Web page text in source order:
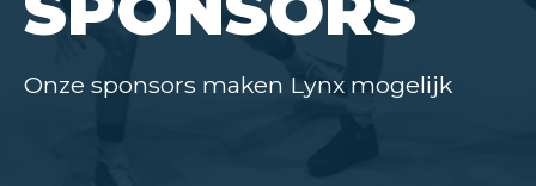
Onze sponsors maken Lynx mogelijk